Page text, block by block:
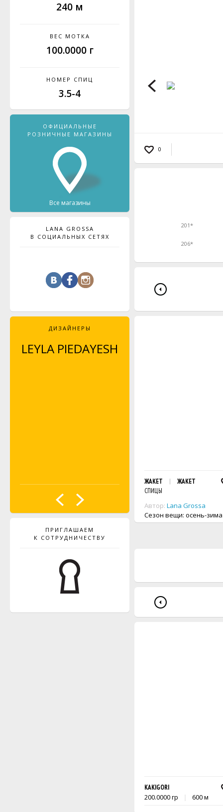
240 м
ВЕС МОТКА
100.0000 г
НОМЕР СПИЦ
3.5-4
ОФИЦИАЛЬНЫЕ
РОЗНИЧНЫЕ МАГАЗИНЫ
Все магазины
LANA GROSSA
В СОЦИАЛЬНЫХ СЕТЯХ
ДИЗАЙНЕРЫ
LEYLA PIEDAYESH
ПРИГЛАШАЕМ
К СОТРУДНИЧЕСТВУ
0
201*
206*
ЖАКЕТ
ЖАКЕТ
СПИЦЫ
Автор: Lana Grossa
Сезон вещи: осень-зима
KAKIGORI
200.0000 гр 600 м